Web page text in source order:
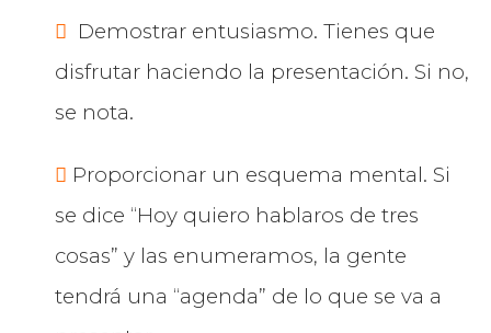
Demostrar entusiasmo. Tienes que
disfrutar haciendo la presentación. Si no,
se nota.
Proporcionar un esquema mental. Si
se dice “Hoy quiero hablaros de tres
cosas” y las enumeramos, la gente
tendrá una “agenda” de lo que se va a